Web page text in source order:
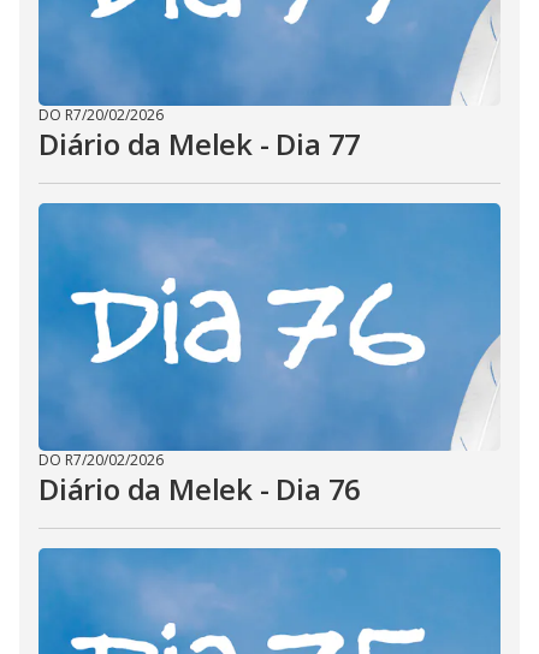
DO R7/20/02/2026
Diário da Melek - Dia 77
DO R7/20/02/2026
Diário da Melek - Dia 76